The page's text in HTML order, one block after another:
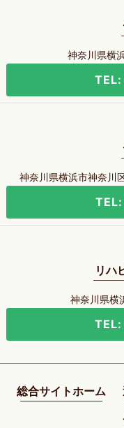
神奈川県横
神奈川県横浜市神奈川
リハ
神奈川県横
総合サイトホーム